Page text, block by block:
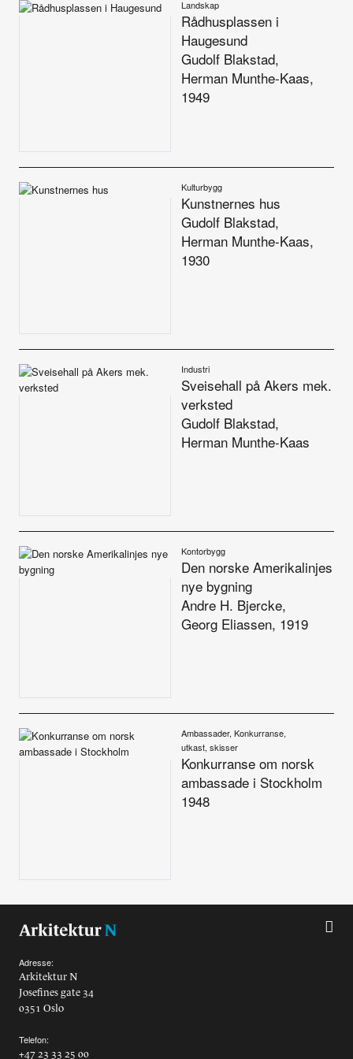
Alle utgaver
Forfattere
Arkitekter
Landskap
Rådhusplassen i
Haugesund
Gudolf Blakstad,
Herman Munthe-Kaas,
1949
Kulturbygg
Kunstnernes hus
Gudolf Blakstad,
Herman Munthe-Kaas,
1930
Industri
Sveisehall på Akers mek.
verksted
Gudolf Blakstad,
Herman Munthe-Kaas
Kontorbygg
Den norske Amerikalinjes
nye bygning
Andre H. Bjercke,
Georg Eliassen, 1919
Ambassader, Konkurranse,
utkast, skisser
Konkurranse om norsk
ambassade i Stockholm
1948
Adresse:
Arkitektur N
Josefines gate 34
0351 Oslo
Telefon:
+47 23 33 25 00